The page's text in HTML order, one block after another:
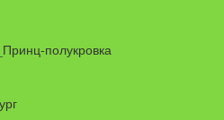
полукровка